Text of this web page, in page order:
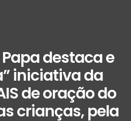
Papa destaca e
iniciativa da
de oração do
crianças, pela